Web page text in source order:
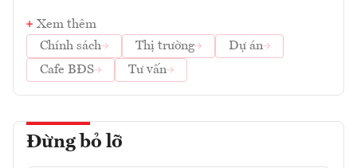
Xem thêm
Chính sách
Thị trường
Dự án
Cafe BĐS
Tư vấn
Đừng bỏ lỡ